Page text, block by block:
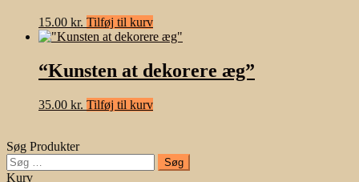
15.00 kr. Tilføj til kurv
“Kunsten at dekorere æg”
35.00 kr. Tilføj til kurv
Søg Produkter
Søg
efter:
Kurv